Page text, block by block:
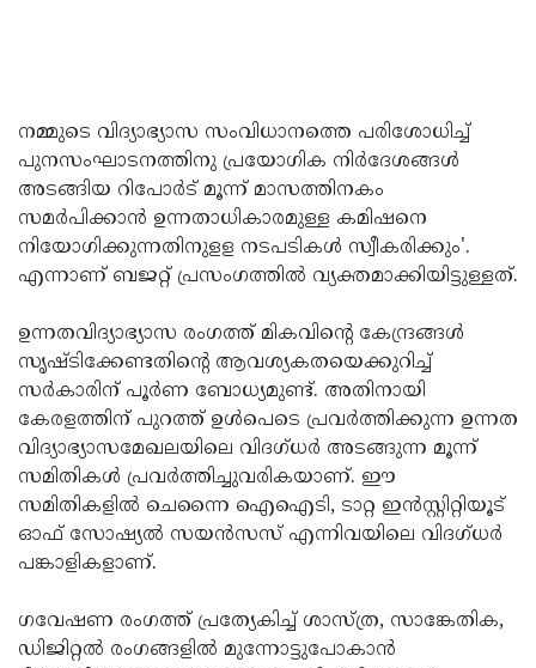
നമ്മുടെ വിദ്യാഭ്യാസ സംവിധാനത്തെ പരിശോധിച്ച്
പുനസംഘാടനത്തിനു പ്രയോഗിക നിര്‍ദേശങ്ങള്‍
അടങ്ങിയ റിപോര്‍ട് മൂന്ന് മാസത്തിനകം
സമര്‍പിക്കാന്‍ ഉന്നതാധികാരമുള്ള കമിഷനെ
നിയോഗിക്കുന്നതിനുളള നടപടികള്‍ സ്വീകരിക്കും'.
എന്നാണ് ബജറ്റ് പ്രസംഗത്തില്‍ വ്യക്തമാക്കിയിട്ടുള്ളത്.
ഉന്നതവിദ്യാഭ്യാസ രംഗത്ത് മികവിന്റെ കേന്ദ്രങ്ങള്‍
സൃഷ്ടിക്കേണ്ടതിന്റെ ആവശ്യകതയെക്കുറിച്ച്
സര്‍കാരിന് പൂര്‍ണ ബോധ്യമുണ്ട്. അതിനായി
കേരളത്തിന് പുറത്ത് ഉള്‍പെടെ പ്രവര്‍ത്തിക്കുന്ന ഉന്നത
വിദ്യാഭ്യാസമേഖലയിലെ വിദഗ്ധര്‍ അടങ്ങുന്ന മൂന്ന്
സമിതികള്‍ പ്രവര്‍ത്തിച്ചുവരികയാണ്. ഈ
സമിതികളില്‍ ചെന്നൈ ഐഐടി, ടാറ്റ ഇന്‍സ്റ്റിറ്റിയൂട്
ഓഫ് സോഷ്യല്‍ സയന്‍സസ് എന്നിവയിലെ വിദഗ്ധര്‍
പങ്കാളികളാണ്.
ഗവേഷണ രംഗത്ത് പ്രത്യേകിച്ച് ശാസ്ത്ര, സാങ്കേതിക,
ഡിജിറ്റല്‍ രംഗങ്ങളില്‍ മുന്നോട്ടുപോകാന്‍